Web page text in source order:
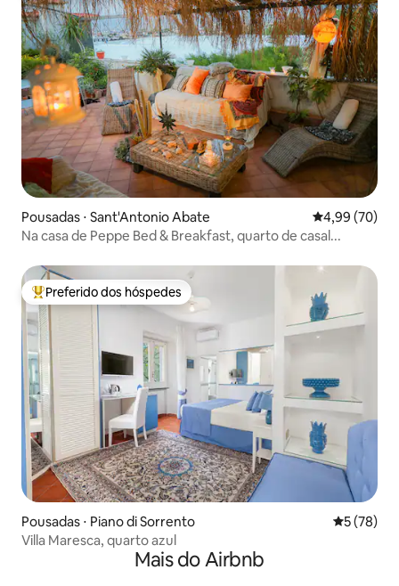
Pousadas ⋅ Sant'Antonio Abate 4,99 de uma
4,99 (70)
Na casa de Peppe Bed & Breakfast, quarto de casal...
Entre os melhores preferidos dos hóspedes
Preferido dos hóspedes
Pousadas ⋅ Piano di Sorrento 5 de uma
5 (78)
Villa Maresca, quarto azul
Mais do Airbnb